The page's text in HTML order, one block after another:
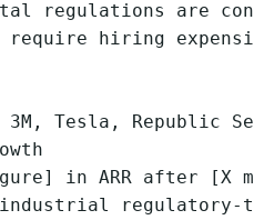
regulations are
require hiring
3M, Tesla, Republic
in ARR after [X
regulatory-